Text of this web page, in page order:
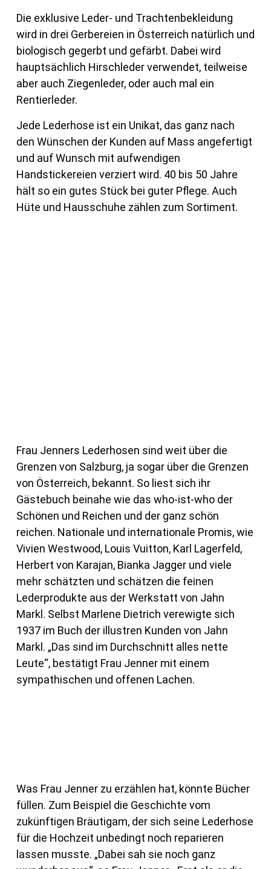
Die exklusive Leder- und Trachtenbekleidung
wird in drei Gerbereien in Österreich natürlich und
biologisch gegerbt und gefärbt. Dabei wird
hauptsächlich Hirschleder verwendet, teilweise
aber auch Ziegenleder, oder auch mal ein
Rentierleder.
Jede Lederhose ist ein Unikat, das ganz nach
den Wünschen der Kunden auf Mass angefertigt
und auf Wunsch mit aufwendigen
Handstickereien verziert wird. 40 bis 50 Jahre
hält so ein gutes Stück bei guter Pflege. Auch
Hüte und Hausschuhe zählen zum Sortiment.
Frau Jenners Lederhosen sind weit über die
Grenzen von Salzburg, ja sogar über die Grenzen
von Österreich, bekannt. So liest sich ihr
Gästebuch beinahe wie das who-ist-who der
Schönen und Reichen und der ganz schön
reichen. Nationale und internationale Promis, wie
Vivien Westwood, Louis Vuitton, Karl Lagerfeld,
Herbert von Karajan, Bianka Jagger und viele
mehr schätzten und schätzen die feinen
Lederprodukte aus der Werkstatt von Jahn
Markl. Selbst Marlene Dietrich verewigte sich
1937 im Buch der illustren Kunden von Jahn
Markl. „Das sind im Durchschnitt alles nette
Leute“, bestätigt Frau Jenner mit einem
sympathischen und offenen Lachen.
Was Frau Jenner zu erzählen hat, könnte Bücher
füllen. Zum Beispiel die Geschichte vom
zukünftigen Bräutigam, der sich seine Lederhose
für die Hochzeit unbedingt noch reparieren
lassen musste. „Dabei sah sie noch ganz